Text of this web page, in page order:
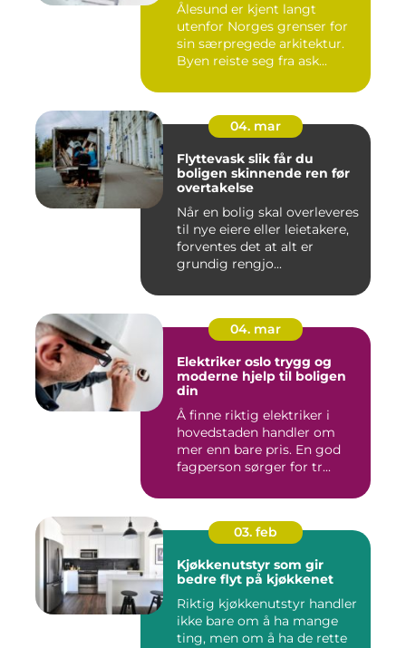
Ålesund er kjent langt
utenfor Norges grenser for
sin særpregede arkitektur.
Byen reiste seg fra ask...
04. mar
Flyttevask slik får du
boligen skinnende ren før
overtakelse
Når en bolig skal overleveres
til nye eiere eller leietakere,
forventes det at alt er
grundig rengjo...
04. mar
Elektriker oslo trygg og
moderne hjelp til boligen
din
Å finne riktig elektriker i
hovedstaden handler om
mer enn bare pris. En god
fagperson sørger for tr...
03. feb
Kjøkkenutstyr som gir
bedre flyt på kjøkkenet
Riktig kjøkkenutstyr handler
ikke bare om å ha mange
ting, men om å ha de rette